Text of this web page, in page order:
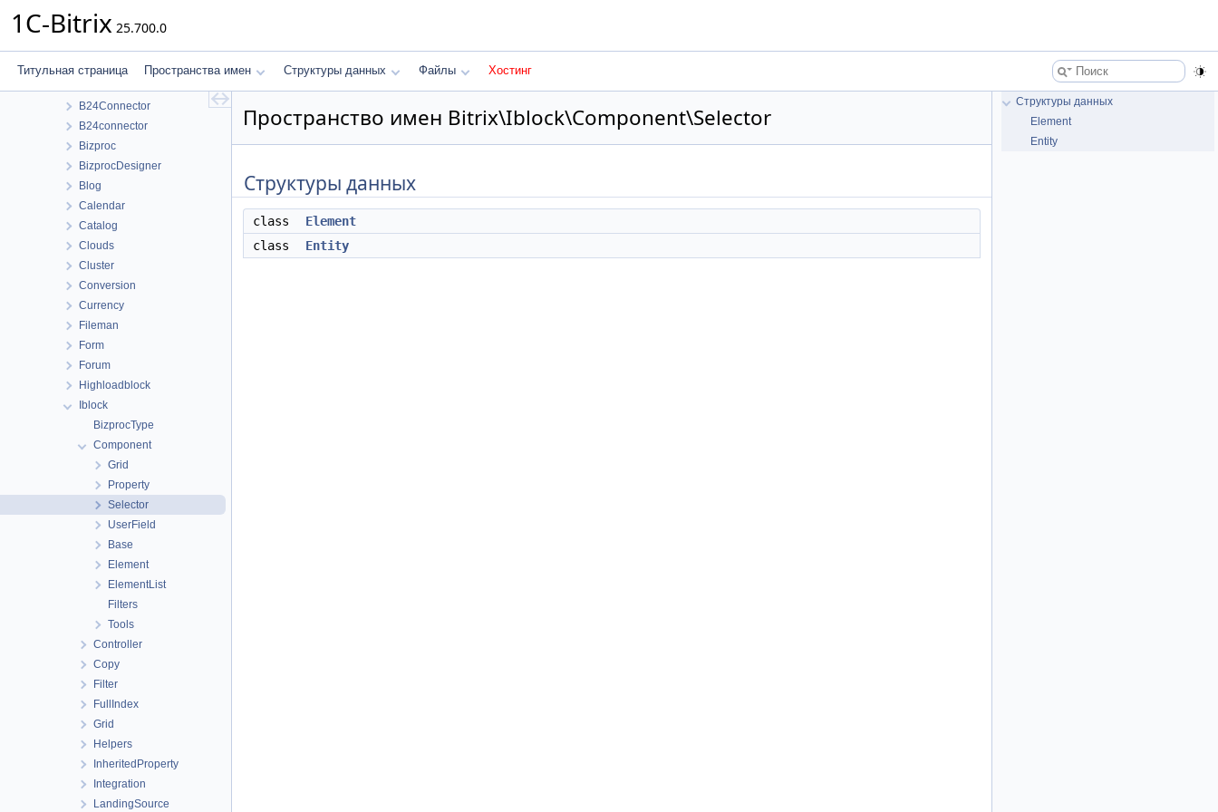
1C-Bitrix 25.700.0
Титульная страница Пространства имен Структуры данных Файлы Хостинг
Пространства имен
ABTest
B24Connector
B24connector
Bizproc
BizprocDesigner
Blog
Calendar
Catalog
Clouds
Cluster
Conversion
Currency
Fileman
Form
Forum
Highloadblock
Iblock
BizprocType
Component
Grid
Property
Selector
UserField
Base
Element
ElementList
Filters
Tools
Controller
Copy
Filter
FullIndex
Grid
Helpers
InheritedProperty
Integration
LandingSource
Пространство имен Bitrix\Iblock\Component\Selector
Структуры данных
class
Element
class
Entity
Структуры данных
Element
Entity